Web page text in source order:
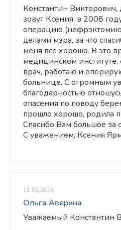
Константин
зовут Ксения, в 2008
операцию
делами мэра, за что
меня все хорошо. В это
медицинском институте,
врач, работаю и
больнице. С огромным
благодарностью
опасения по поводу
прошло хорошо, родила
Спасибо Вам большое за
С уважением, Ксения
11.09.2018
Ольга Аверина
Уважаемый Константин